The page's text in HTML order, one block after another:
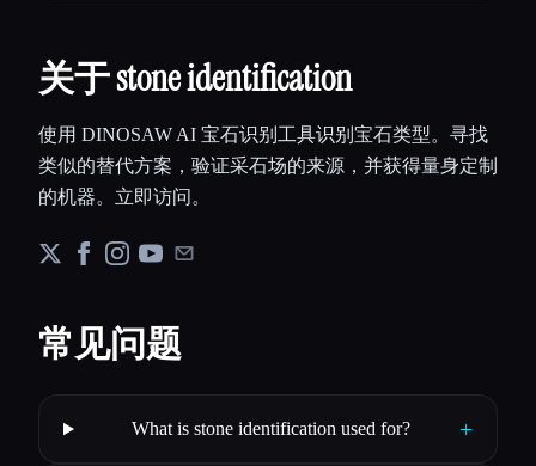
关于 stone identification
使用 DINOSAW AI 宝石识别工具识别宝石类型。寻找
类似的替代方案，验证采石场的来源，并获得量身定制
的机器。立即访问。
常见问题
What is stone identification used for? +